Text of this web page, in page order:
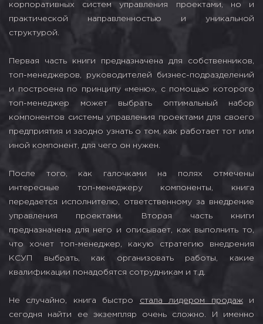
корпоративных систем управления проектами, но и
практической направленностью и уникальной
структурой.
Первая часть книги предназначена для собственников,
топ-менеджеров, руководителей бизнес-подразделений
и построена по принципу «меню», с помощью которого
топ-менеджер может выбрать оптимальный набор
компонентов системы управления проектами для своего
предприятия и заодно узнать о том, как работает тот или
иной компонент, для чего он нужен.
После того, как галочками на полях отмечены
интересные топ-менеджеру компоненты, книга
передается исполнителю, ответственному за внедрение
управления проектами. Вторая часть книги
предназначена для него и описывает, как выполнить то,
что хочет топ-менеджер, какую стратегию внедрения
КСУП выбрать, как организовать работы, какие
квалификации понадобятся сотрудникам и т.д.
Не случайно, книга быстро стала лидером продажи
сегодня найти ее экземпляр очень сложно. И именно